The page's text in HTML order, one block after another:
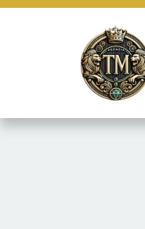
marketing e fornecer